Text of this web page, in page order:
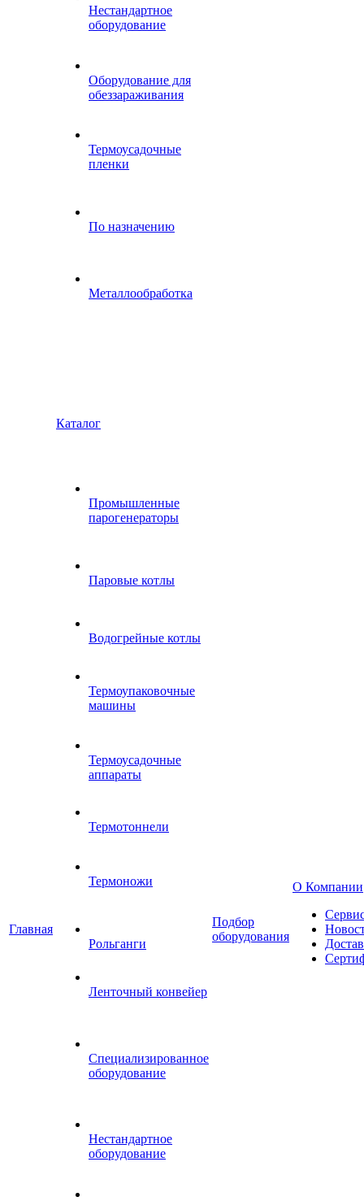
Нестандартное
оборудование
Оборудование для
обеззараживания
Термоусадочные
пленки
По назначению
Металлообработка
Главная
Каталог
Промышленные
парогенераторы
Паровые котлы
Водогрейные котлы
Термоупаковочные
машины
Термоусадочные
аппараты
Термотоннели
Термоножи
Рольганги
Ленточный конвейер
Специализированное
оборудование
Нестандартное
оборудование
Подбор
оборудования
О Компании